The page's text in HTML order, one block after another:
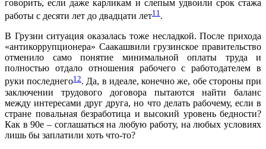
говорить, если даже карликам и слепым удвоили срок стажа
работы с десяти лет до двадцати лет11.
В Грузии ситуация оказалась тоже несладкой. После прихода
«антикоррупционера» Саакашвили грузинское правительство
отменило само понятие минимальной оплаты труда и
полностью отдало отношения рабочего с работодателем в
руки последнего12. Да, в идеале, конечно же, обе стороны при
заключении трудового договора пытаются найти баланс
между интересами друг друга, но что делать рабочему, если в
стране повальная безработица и высокий уровень бедности?
Как в 90е – соглашаться на любую работу, на любых условиях
лишь бы заплатили хоть что-то?